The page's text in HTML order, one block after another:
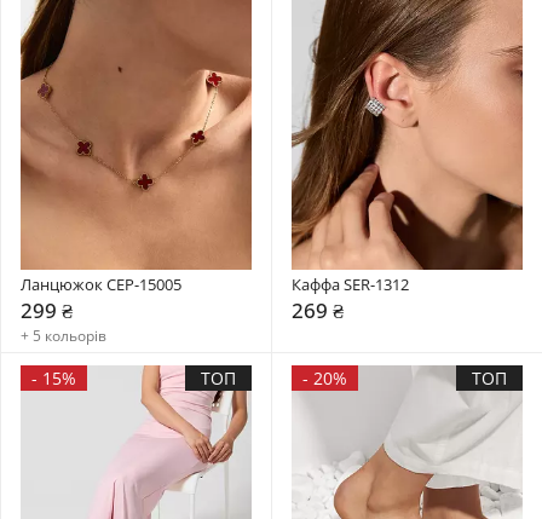
Ланцюжок CEP-15005
299 ₴
+ 5 кольорів
Каффа SER-1312
269 ₴
- 15% ТОП - 20% ТОП